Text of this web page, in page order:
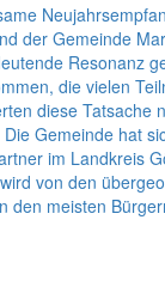
der Gemeinde
Resonanz
die vielen
diese Tatsache
Gemeinde hat
im Landkreis
von den
den meisten